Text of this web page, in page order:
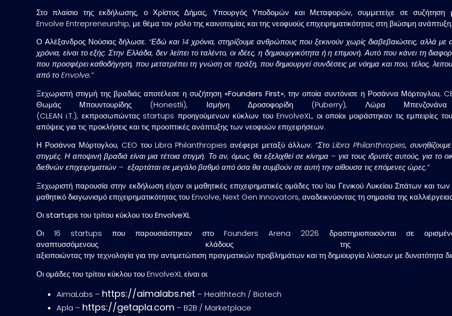
Στο πλαίσιο της εκδήλωσης, ο Χρίστος Δήμας, Υπουργός Υποδομών και Μεταφορών, συμμετείχε σε
Envolve Entrepreneurship, με θέμα τον ρόλο της καινοτομίας και της νεοφυούς επιχειρηματικότητας στη βιώσιμη ανάπτυξη.
Ο Αλέξανδρος Νούσιας δήλωσε: “Εδώ και 14 χρόνια, στηρίζουμε ανθρώπους που ξεκινούν χωρίς διαβεβαιώσεις, αλλά
χρόνια, είναι το εξής: Στην Ελλάδα, δεν λείπει το ταλέντο, οι ιδέες, η δημιουργικότητα ή η επιμονή. Αυτό που κάνει τη
που προσφέρει καθοδήγηση, που μετατρέπει τη γνώση σε πράξη, που δημιουργεί συνδέσεις με νόημα και που, τέλος,
από το Envolve.”
Ξεχωριστή στιγμή της βραδιάς αποτέλεσε η συζήτηση «Founders First», την οποία συντόνισε η Ροσάννα Μόρτογλου,
Θωμάς Μπουντουρίδης (Honestli), Ισμήνη Δροσοφορίδη (Puberry), Λώρα
(CLEAN i.T.), εκπροσωπώντας startups προηγούμενων κύκλων του EnvolveXL, οι οποίοι μοιράστηκαν τις εμπειρίες
απόψεις για τις προκλήσεις και τις προοπτικές ανάπτυξης των νεοφυών επιχειρήσεων.
Η Ροσάννα Μόρτογλου, CEO του Libra Philanthropies ανέφερε μεταξύ άλλων: “Στο Libra Philanthropies,
στιγμές. Η αποψινή βραδιά είναι μια τέτοια στιγμή. Το αν, όμως, θα εξελιχθεί σε κίνημα – για τους ιδρυτές αυτούς, για
διεθνών επιχειρηματιών – εξαρτάται σε μεγάλο βαθμό από όσα θα συμβούν σε αυτή την αίθουσα τις επόμενες ώρες.”
Ξεχωριστή παρουσία στην εκδήλωση είχαν οι μαθητικές επιχειρηματικές ομάδες του 1ου Γενικού Λυκείου Σπάτων και των
μαθητικό διαγωνισμό επιχειρηματικότητας του Envolve, Next Gen Innovators, αναδεικνύοντας τη σημασία της
Οι startups του τρίτου κύκλου του EnvolveXL
Οι 16 startups που παρουσιάστηκαν στο Founders Arena 2026 δραστηριοποιούνται σε
αναπτυσσόμενους κλάδους της
αξιοποιώντας την τεχνολογία για την αντιμετώπιση πραγματικών προβλημάτων και τη δημιουργία λύσεων με δυνατότητα
Οι ομάδες του τρίτου κύκλου του EnvolveXL είναι οι:
AimaLabs – https://aimalabs.net – Healthtech / Biotech
Apla – https://getapla.com – B2B / Marketplace